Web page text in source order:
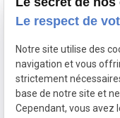
Mentions
Politique
Le respect de
Notre site utilise des
navigation et vous
strictement
base de notre site et
Cependant, vous avez